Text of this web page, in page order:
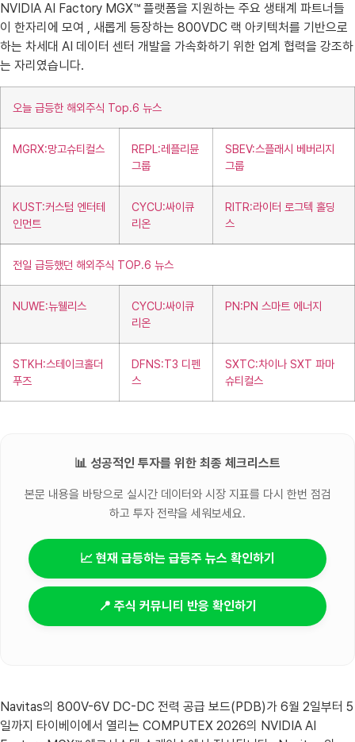
NVIDIA AI Factory MGX™ 플랫폼을 지원하는 주요 생태계 파트너들
이 한자리에 모여 , 새롭게 등장하는 800VDC 랙 아키텍처를 기반으로
하는 차세대 AI 데이터 센터 개발을 가속화하기 위한 업계 협력을 강조하
는 자리였습니다.
오늘 급등한 해외주식 Top.6 뉴스
MGRX:망고슈티컬스
REPL:레플리뮨
그룹
SBEV:스플래시 베버리지
그룹
KUST:커스텀 엔터테
인먼트
CYCU:싸이큐
리온
RITR:라이터 로그텍 홀딩
스
전일 급등했던 해외주식 TOP.6 뉴스
NUWE:뉴웰리스
CYCU:싸이큐
리온
PN:PN 스마트 에너지
STKH:스테이크홀더
푸즈
DFNS:T3 디펜
스
SXTC:차이나 SXT 파마
슈티컬스
📊 성공적인 투자를 위한 최종 체크리스트
본문 내용을 바탕으로 실시간 데이터와 시장 지표를 다시 한번 점검
하고 투자 전략을 세워보세요.
📈 현재 급등하는 급등주 뉴스 확인하기
📍 주식 커뮤니티 반응 확인하기
Navitas의 800V-6V DC-DC 전력 공급 보드(PDB)가 6월 2일부터 5
일까지 타이베이에서 열리는 COMPUTEX 2026의 NVIDIA AI